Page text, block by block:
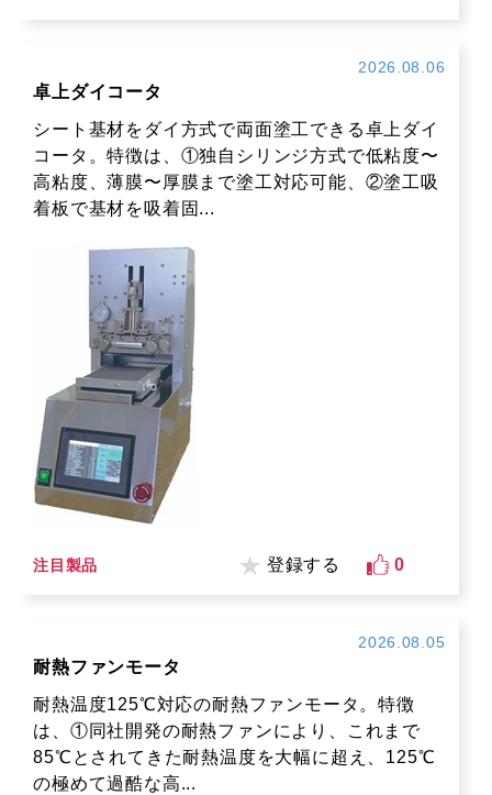
2026.08.06
卓上ダイコータ
シート基材をダイ方式で両面塗工できる卓上ダイ
コータ。特徴は、①独自シリンジ方式で低粘度〜
高粘度、薄膜〜厚膜まで塗工対応可能、②塗工吸
着板で基材を吸着固...
注目製品 登録する 0
2026.08.05
耐熱ファンモータ
耐熱温度125℃対応の耐熱ファンモータ。特徴
は、①同社開発の耐熱ファンにより、これまで
85℃とされてきた耐熱温度を大幅に超え、125℃
の極めて過酷な高...